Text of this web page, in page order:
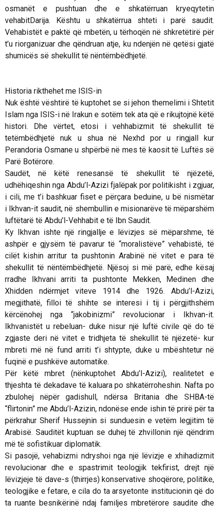
osmanët e pushtuan dhe e shkatërruan kryeqytetin
vehabitDarija. Kështu u shkatërrua shteti i parë saudit.
Vehabistët e paktë që mbetën, u tërhoqën në shkretëtirë për
t’u riorganizuar dhe qëndruan atje, ku ndenjën në qetësi gjatë
shumicës së shekullit të nëntëmbëdhjetë.
Historia rikthehet me ISIS-in
Nuk është vështirë të kuptohet se si jehon themelimi i Shtetit
Islam nga ISIS-i në Irakun e sotëm tek ata që e rikujtojnë këtë
histori. Dhe vërtet, etosi i vehhabizmit të shekullit të
tetëmbëdhjetë nuk u shua në Nexhd por u ringjall kur
Perandoria Osmane u shpërbë në mes të kaosit të Luftës së
Parë Botërore.
Saudët, në këtë renesansë të shekullit të njëzetë,
udhëhiqeshin nga Abdu’l-Azizi fjalëpak por politikisht i zgjuar,
i cili, me t’i bashkuar fiset e përçara beduine, u bë nismëtar
i Ikhvan-it saudit, në shembullin e misionarëve të mëparshëm
luftëtarë të Abdu’l-Vehhabit e të Ibn Saudit.
Ky Ikhvanishte një ringjallje e lëvizjes së mëparshme, të
ashpër e gjysëm të pavarur të “moralistëve” vehabistë, të
cilët kishin arritur ta pushtonin Arabinë në vitet e para të
shekullit të nëntëmbëdhjetë. Njësoj si më parë, edhe kësaj
rradhe Ikhvani arriti ta pushtonte Mekken, Medinen dhe
Xhidden ndërmjet viteve 1914 dhe 1926. Abdu’l-Azizi,
megjithatë, filloi të shihte se interesi i tij i përgjithshëm
kërcënohej nga “jakobinizmi” revolucionar i Ikhvan-it.
Ikhvanistët u rebeluan- duke nisur një luftë civile që do të
zgjaste deri në vitet e tridhjeta të shekullit të njëzetë- kur
mbreti më në fund arriti t’i shtypte, duke u mbështetur në
fuqinë e pushkëve automatike.
Për këtë mbret (nënkuptohet Abdu’l-Azizi), realitetet e
thjeshta të dekadave të kaluara po shkatërroheshin. Nafta po
zbulohej nëpër gadishull, ndërsa Britania dhe SHBA-të
“flirtonin” me Abdu’l-Azizin, ndonëse ende ishin të prirë për ta
përkrahur Sherif Hussejnin si sunduesin e vetëm legjitim të
Arabisë. Sauditët kuptuan se duhej të zhvillonin një qëndrim
më të sofistikuar diplomatik.
Si pasojë, vehabizmi ndryshoi nga një lëvizje e xhihadizmit
revolucionar dhe e spastrimit teologjik tekfirist, drejt një
lëvizjeje të dave-s (thirrjes) konservative shoqërore, politike,
teologjike e fetare, e cila do ta arsyetonte institucionin që do
ta ruante besnikërinë ndaj familjes mbretërore saudite dhe